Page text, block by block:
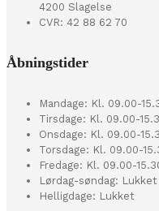
4200 Slagelse
CVR: 42 88 62 70
Åbningstider
Mandage: Kl. 09.00-
Tirsdage: Kl. 09.00-
Onsdage: Kl. 09.00-
Torsdage: Kl. 09.00-
Fredage: Kl. 09.00-
Lørdag-søndag: Lukket
Helligdage: Lukket